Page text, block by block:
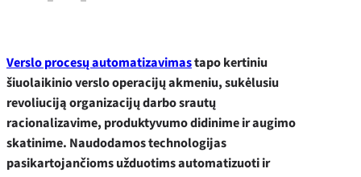
Verslo procesų automatizavimastapo kertiniu
šiuolaikinio verslo operacijų akmeniu, sukėlusiu
revoliuciją organizacijų darbo srautų
racionalizavime, produktyvumo didinime ir augimo
skatinime. Naudodamos technologijas
pasikartojančioms užduotims automatizuoti ir